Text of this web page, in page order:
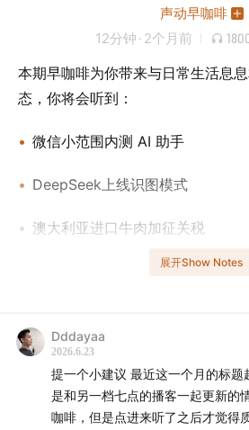
声动早咖啡
12分钟 · 2个月前
本期早咖啡为你带来与日常生活息
态，你将会听到：
微信小范围内测 AI 助手
DeepSeek上线识图模式
澳大利亚进口牛肉加征关税
蛋白质食品热潮下乳清蛋白供不应
新动态，欢迎收听！
展开Show Notes
Dddayaa
2026.6.23
提一个小建议 最近这一个月的标题
是和另一档七点的播客一起更新的
咖啡，但是点进来听了之后才觉得